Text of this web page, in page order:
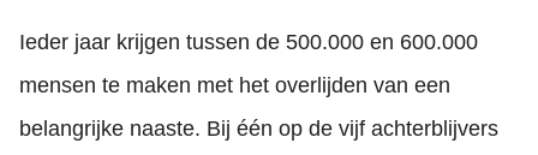
Ieder jaar krijgen tussen de 500.000 en 600.000
mensen te maken met het overlijden van een
belangrijke naaste. Bij één op de vijf achterblijvers